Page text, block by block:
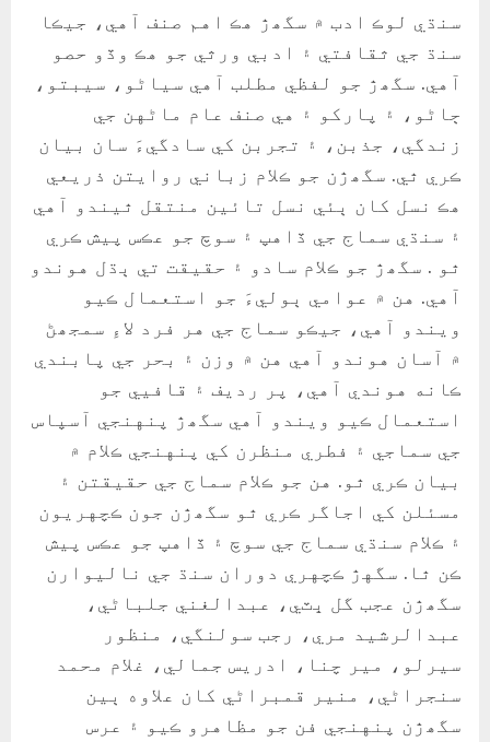
سنڌي لوڪ ادب ۾ سگھڙ هڪ اهم صنف آهي، جيڪا
سنڌ جي ثقافتي ۽ ادبي ورثي جو هڪ وڏو حصو
آهي. سگھڙ جو لفظي مطلب آهي سياڻو، سيبتو،
ڄاڻو، ۽ پارکو ۽ هي صنف عام ماڻهن جي
زندگي، جذبن، ۽ تجربن کي سادگيءَ سان بيان
ڪري ٿي. سگھڙن جو ڪلام زباني روايتن ذريعي
هڪ نسل کان ٻئي نسل تائين منتقل ٿيندو آهي
۽ سنڌي سماج جي ڏاهپ ۽ سوچ جو عڪس پيش ڪري
ٿو . سگھڙ جو ڪلام سادو ۽ حقيقت تي ٻڌل هوندو
آهي. هن ۾ عوامي ٻوليءَ جو استعمال ڪيو
ويندو آهي، جيڪو سماج جي هر فرد لاءِ سمجھڻ
۾ آسان هوندو آهي هن ۾ وزن ۽ بحر جي پابندي
ڪانه هوندي آهي، پر رديف ۽ قافيي جو
استعمال ڪيو ويندو آهي سگھڙ پنهنجي آسپاس
جي سماجي ۽ فطري منظرن کي پنهنجي ڪلام ۾
بيان ڪري ٿو. هن جو ڪلام سماج جي حقيقتن ۽
مسئلن کي اجاگر ڪري ٿو سگھڙن جون ڪچهريون
۽ ڪلام سنڌي سماج جي سوچ ۽ ڏاهپ جو عڪس پيش
ڪن ٿا. سگهڙ ڪچهري دوران سنڌ جي ناليوارن
سگھڙن عجب گل ڀٽي، عبدالغني جلباڻي،
عبدالرشید مري، رجب سولنگي، منظور
سيرلو، مير چنا، ادريس جمالي، غلام محمد
سنجراڻي، منير قمبراڻي کان علاوه ٻين
سگھڙن پنهنجي فن جو مظاهرو ڪيو ۽ عرس